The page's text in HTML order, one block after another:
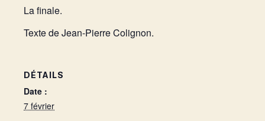
La finale.
Texte de Jean-Pierre Colignon.
DÉTAILS
Date :
7 février